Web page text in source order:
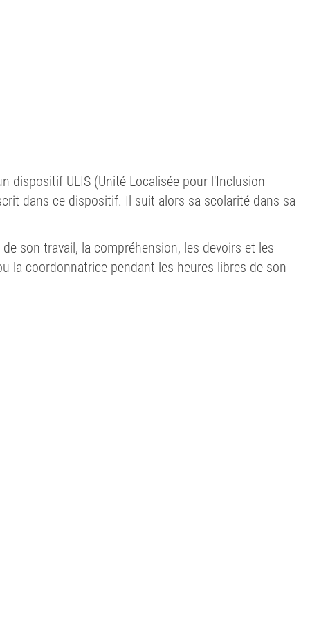
dispositif ULIS (Unité Localisée pour l'Inclusion
dans ce dispositif. Il suit alors sa scolarité dans sa
son travail, la compréhension, les devoirs et les
la coordonnatrice pendant les heures libres de son